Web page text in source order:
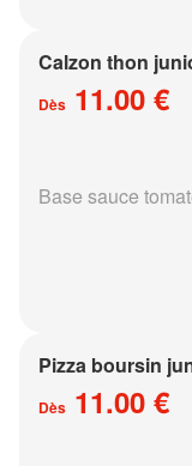
Calzon thon
Dès 11.00 €
Base sauce
Pizza boursin
Dès 11.00 €